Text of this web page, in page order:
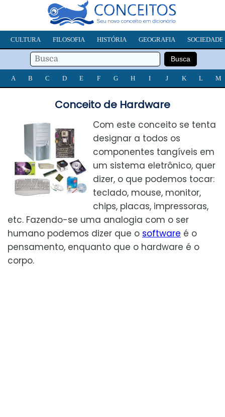
CULTURA FILOSOFIA HISTÓRIA GEOGRAFIA SOCIEDADE
A B C D E F G H I J K L M
Conceito de Hardware
Com este conceito se tenta
designar a todos os
componentes tangíveis em
um sistema eletrônico, quer
dizer, o que podemos tocar:
teclado, mouse, monitor,
chips, placas, impressoras,
etc. Fazendo-se uma analogia com o ser
humano podemos dizer que o software é o
pensamento, enquanto que o hardware é o
corpo.